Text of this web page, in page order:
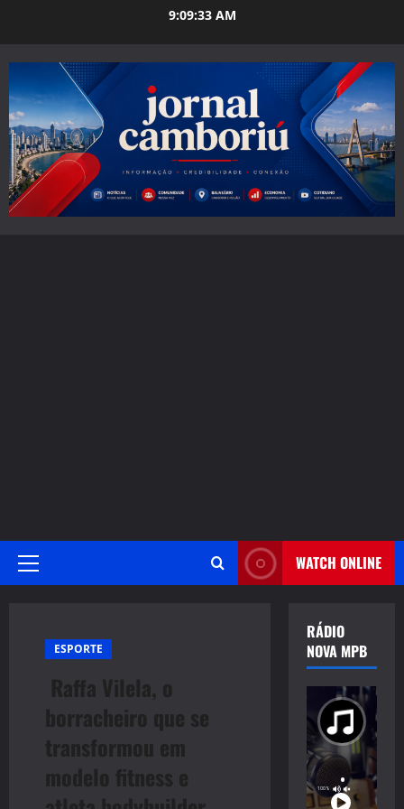
9:09:34 AM
Primary
WATCH ONLINE
ESPORTE
Raffa Vilela, o
borracheiro que se
transformou em
modelo fitness e
RÁDIO
NOVA MPB